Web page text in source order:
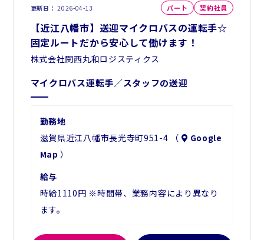
更新日 2026-04-13 パート 契約社員
【近江八幡市】送迎マイクロバスの運転手☆
固定ルートだから安心して働けます！
株式会社関西丸和ロジスティクス
マイクロバス運転手／スタッフの送迎
勤務地
滋賀県近江八幡市長光寺町951-4 （
Google
Map ）
給与
時給1110円 ※時間帯、業務内容により異なり
ます。